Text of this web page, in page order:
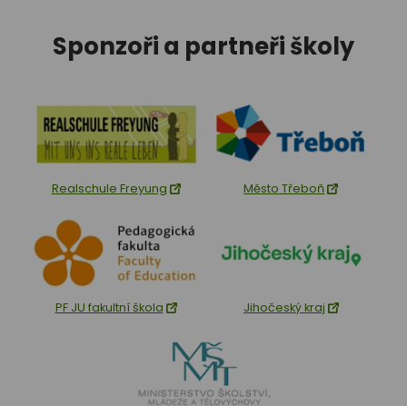
Sponzoři a partneři školy
Realschule Freyung Město Třeboň
PF JU fakultní škola Jihočeský kraj